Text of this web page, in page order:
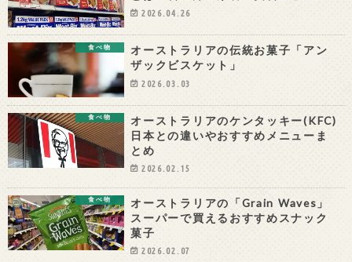
2026.04.26
食べ物
オーストラリアの伝統お菓子「アン
ザックビスケット」
2026.03.03
食べ物
オーストラリアのケンタッキー(KFC)
日本との違いやおすすめメニューま
とめ
2026.02.15
食べ物
オーストラリアの「Grain Waves」
スーパーで買えるおすすめスナック
菓子
2026.02.07